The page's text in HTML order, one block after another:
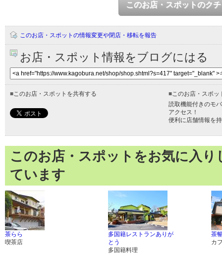
このお店・スポットのク
このお店・スポットの情報変更や閉店・移転を報告
お店・スポット情報をブログにはる
■このお店・スポットを共有する ■このお店・スポッ
読取機能付きのモ
アクセス！
便利に店舗情報を
このお店・スポットをお気に入
ています
茶らら
喫茶店
多国籍レストランありが
とう
多国籍料理
茶
カ